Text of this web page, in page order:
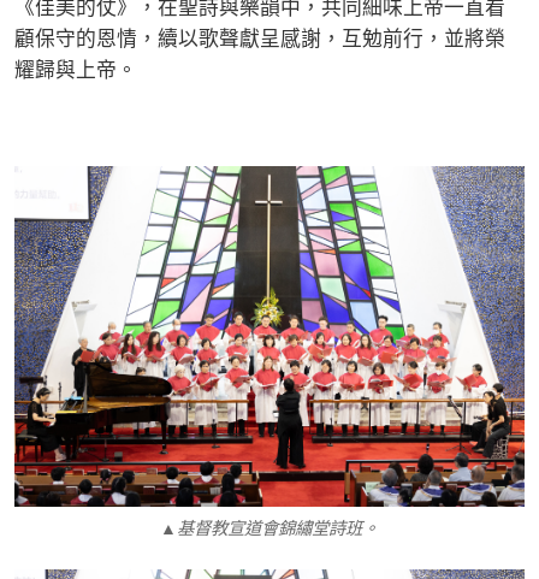
《佳美的仗》，在聖詩與樂韻中，共同細味上帝一直看
顧保守的恩情，續以歌聲獻呈感謝，互勉前行，並將榮
耀歸與上帝。
▲基督教宣道會錦繡堂詩班。